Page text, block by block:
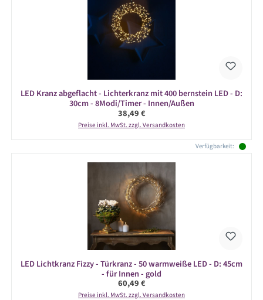
LED Kranz abgeflacht - Lichterkranz mit 400 bernstein LED - D:
30cm - 8Modi/Timer - Innen/Außen
Regulärer Preis:
38,49 €
Preise inkl. MwSt. zzgl. Versandkosten
Verfügbarkeit:
LED Lichtkranz Fizzy - Türkranz - 50 warmweiße LED - D: 45cm
- für Innen - gold
Regulärer Preis:
60,49 €
Preise inkl. MwSt. zzgl. Versandkosten